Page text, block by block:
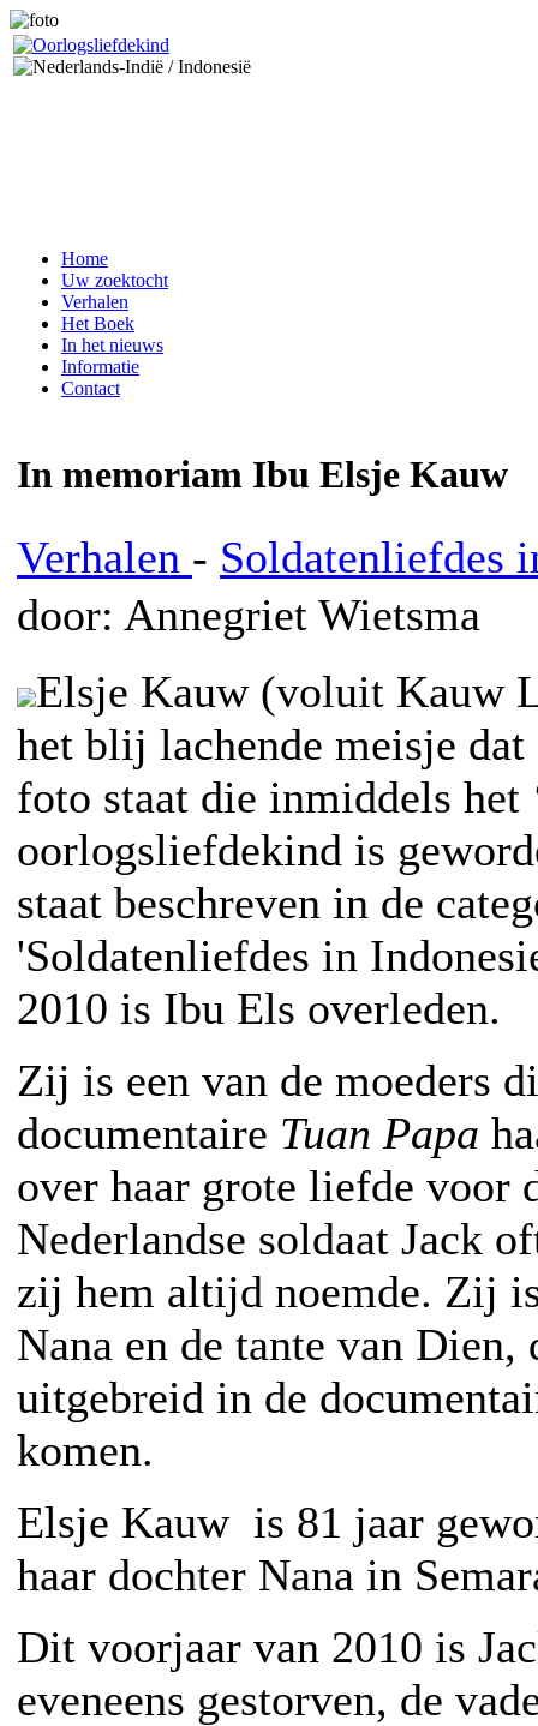
Home
Uw zoektocht
Verhalen
Het Boek
In het nieuws
Informatie
Contact
In memoriam Ibu Elsje Kauw
Verhalen - Soldatenliefdes
door: Annegriet Wietsma
Elsje Kauw (voluit Kauw
het blij lachende meisje dat
foto staat die inmiddels het
oorlogsliefdekind is
staat beschreven in de
'Soldatenliefdes in
2010 is Ibu Els overleden.
Zij is een van de moeders
documentaire Tuan Papa
over haar grote liefde voor
Nederlandse soldaat Jack
zij hem altijd noemde. Zij
Nana en de tante van Dien,
uitgebreid in de
komen.
Elsje Kauw is 81 jaar
haar dochter Nana in
Dit voorjaar van 2010 is
eveneens gestorven, de